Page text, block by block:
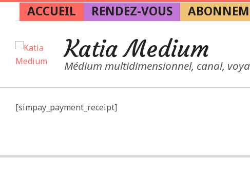
Katia Medium
Médium multidimensionnel, canal,
ACCUEIL RENDEZ-VOUS
[simpay_payment_receipt]
12-